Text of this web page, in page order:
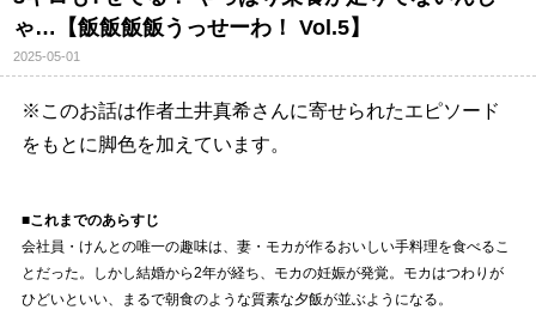
ゃ…【飯飯飯飯うっせーわ！ Vol.5】
2025-05-01
※このお話は作者土井真希さんに寄せられたエピソード
をもとに脚色を加えています。
■これまでのあらすじ
会社員・けんとの唯一の趣味は、妻・モカが作るおいしい手料理を食べるこ
とだった。しかし結婚から2年が経ち、モカの妊娠が発覚。モカはつわりが
ひどいといい、まるで朝食のような質素な夕飯が並ぶようになる。